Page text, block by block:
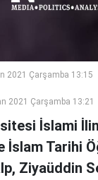
2021 Çarşamba 13:15
2021 Çarşamba 13:21
İslami
İslam Tarihi
Ziyaüddin